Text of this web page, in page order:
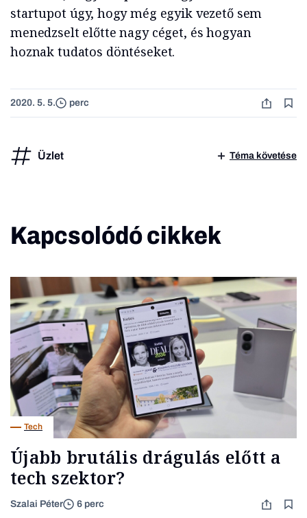
startupot úgy, hogy még egyik vezető sem
menedzselt előtte nagy céget, és hogyan
hoznak tudatos döntéseket.
2020. 5. 5. perc
Üzlet Téma követése
Kapcsolódó cikkek
Tech
Újabb brutális drágulás előtt a
tech szektor?
Szalai Péter 6 perc